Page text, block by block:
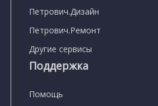
Петрович.Дизайн
Петрович.Ремонт
Другие сервисы
Поддержка
Помощь